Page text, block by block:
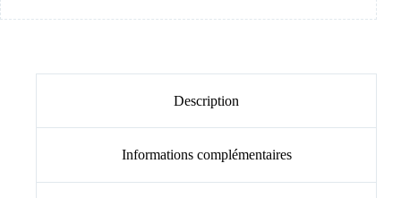
Description
Informations complémentaires